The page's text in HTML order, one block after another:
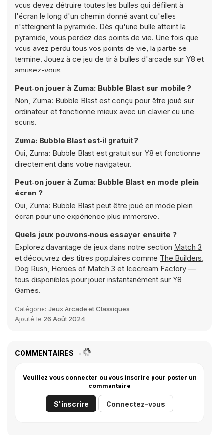
vous devez détruire toutes les bulles qui défilent à
l'écran le long d'un chemin donné avant qu'elles
n'atteignent la pyramide. Dès qu'une bulle atteint la
pyramide, vous perdez des points de vie. Une fois que
vous avez perdu tous vos points de vie, la partie se
termine. Jouez à ce jeu de tir à bulles d'arcade sur Y8 et
amusez-vous.
Peut‑on jouer à Zuma: Bubble Blast sur mobile ?
Non, Zuma: Bubble Blast est conçu pour être joué sur
ordinateur et fonctionne mieux avec un clavier ou une
souris.
Zuma: Bubble Blast est‑il gratuit ?
Oui, Zuma: Bubble Blast est gratuit sur Y8 et fonctionne
directement dans votre navigateur.
Peut‑on jouer à Zuma: Bubble Blast en mode plein
écran ?
Oui, Zuma: Bubble Blast peut être joué en mode plein
écran pour une expérience plus immersive.
Quels jeux pouvons‑nous essayer ensuite ?
Explorez davantage de jeux dans notre section Match 3
et découvrez des titres populaires comme The Builders,
Dog Rush, Heroes of Match 3 et Icecream Factory —
tous disponibles pour jouer instantanément sur Y8
Games.
Catégorie: Jeux Arcade et Classiques
Ajouté le 26 Août 2024
COMMENTAIRES
Veuillez vous connecter ou vous inscrire pour poster un
commentaire
S'inscrire Connectez-vous